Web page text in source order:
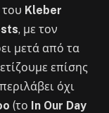
του Kleber
, με τον
μετά από τα
επίσης
όχι
(το In Our Day